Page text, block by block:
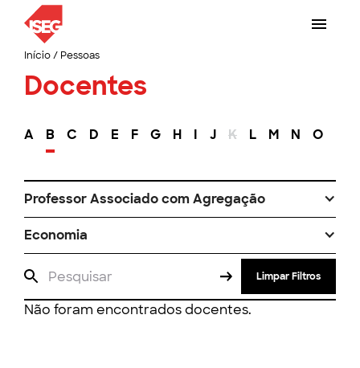
Início/ Pessoas
Docentes
A B C D E F G H I J K L M N O
Professor Associado com Agregação
Economia
Limpar Filtros
Não foram encontrados docentes.